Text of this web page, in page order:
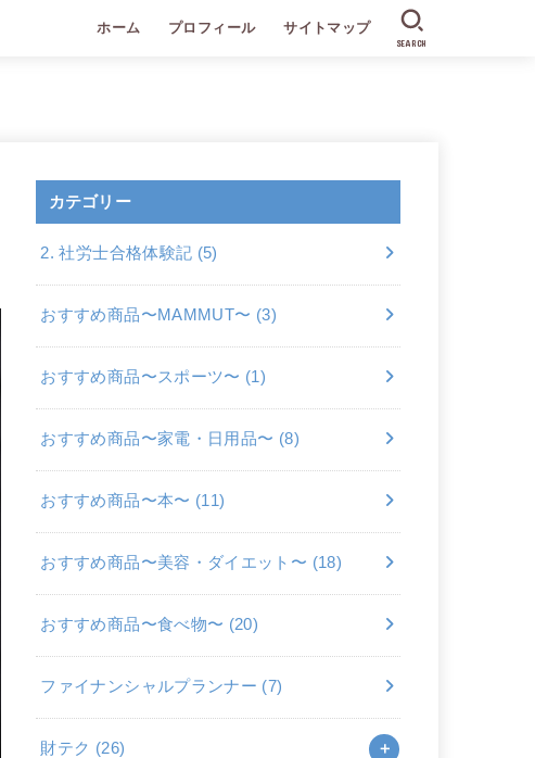
ホーム プロフィール サイトマップ
SEARCH
カテゴリー
2. 社労士合格体験記 (5)
おすすめ商品〜MAMMUT〜 (3)
おすすめ商品〜スポーツ〜 (1)
おすすめ商品〜家電・日用品〜 (8)
おすすめ商品〜本〜 (11)
おすすめ商品〜美容・ダイエット〜 (18)
おすすめ商品〜食べ物〜 (20)
ファイナンシャルプランナー (7)
財テク (26)